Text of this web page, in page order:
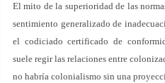
El mito de la superioridad de las
sentimiento generalizado de
el codiciado certificado de
suele regir las relaciones entre
no habría colonialismo sin una